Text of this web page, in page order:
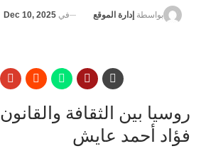
بواسطة إدارة الموقع في Dec 10, 2025
روسيا بين الثقافة والقانون
فؤاد أحمد عايش